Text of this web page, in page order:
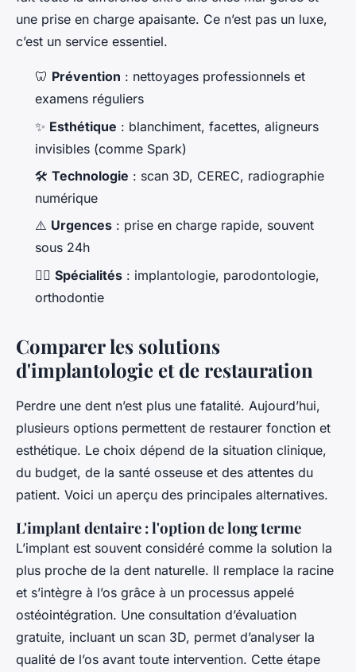
une prise en charge apaisante. Ce n’est pas un luxe,
c’est un service essentiel.
🦷 Prévention : nettoyages professionnels et
examens réguliers
✨ Esthétique : blanchiment, facettes, aligneurs
invisibles (comme Spark)
🛠️ Technologie : scan 3D, CEREC, radiographie
numérique
⚠️ Urgences : prise en charge rapide, souvent
sous 24h
🦷‍♂️ Spécialités : implantologie, parodontologie,
orthodontie
Comparer les solutions
d'implantologie et de restauration
Perdre une dent n’est plus une fatalité. Aujourd’hui,
plusieurs options permettent de restaurer fonction et
esthétique. Le choix dépend de la situation clinique,
du budget, de la santé osseuse et des attentes du
patient. Voici un aperçu des principales alternatives.
L'implant dentaire : l'option de long terme
L’implant est souvent considéré comme la solution la
plus proche de la dent naturelle. Il remplace la racine
et s’intègre à l’os grâce à un processus appelé
ostéointégration. Une consultation d’évaluation
gratuite, incluant un scan 3D, permet d’analyser la
qualité de l’os avant toute intervention. Cette étape